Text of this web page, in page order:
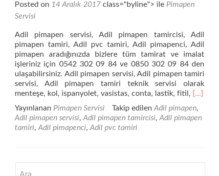
Posted on 14 Aralık 2017 class="byline"> ile Pimapen
Servisi
Adil pimapen servisi, Adil pimapen tamircisi, Adil
pimapen tamiri, Adil pvc tamiri, Adil pimapenci, Adil
pimapen aradığınızda bizlere tüm tamirat ve imalat
işleriniz için 0542 302 09 84 ve 0850 302 09 84 den
ulaşabilirsiniz. Adil pimapen servisi, Adil pimapen tamiri
servisi, Adil pimapen tamiri teknik servisi olarak
menteşe, kol, ispanyolet, vasistas, conta, lastik, fitil, Daha
[…]
Yayınlanan Pimapen Servisi Takip edilen Adil pimapen,
Adil pimapen servisi, Adil pimapen tamircisi, Adil pimapen
tamiri, Adil pimapenci, Adil pvc tamiri